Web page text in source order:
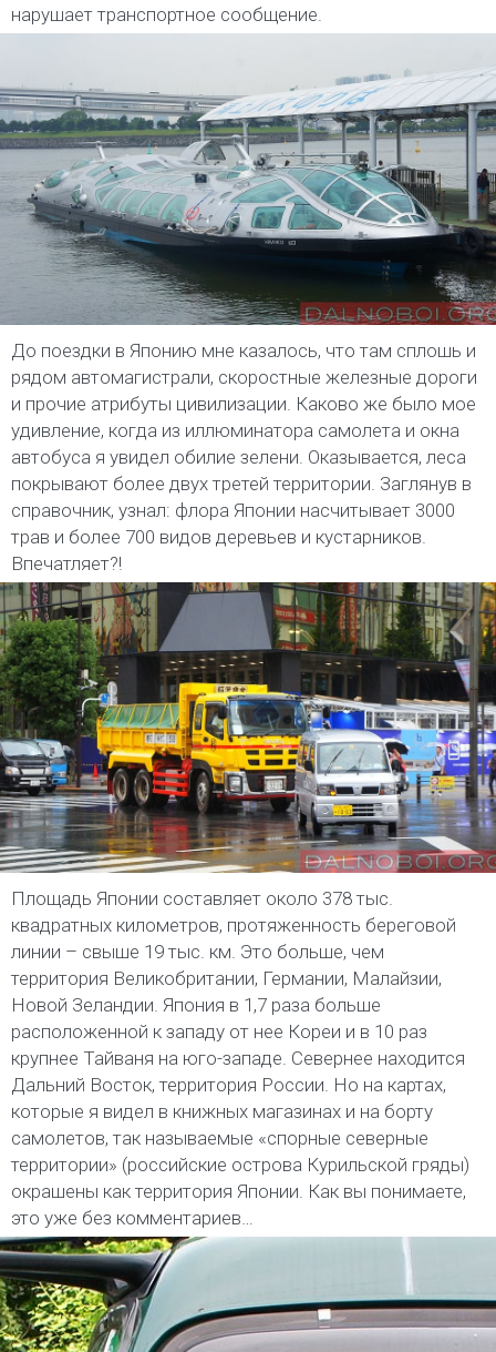
нарушает транспортное сообщение.
До поездки в Японию мне казалось, что там сплошь и
рядом автомагистрали, скоростные железные дороги
и прочие атрибуты цивилизации. Каково же было мое
удивление, когда из иллюминатора самолета и окна
автобуса я увидел обилие зелени. Оказывается, леса
покрывают более двух третей территории. Заглянув в
справочник, узнал: флора Японии насчитывает 3000
трав и более 700 видов деревьев и кустарников.
Впечатляет?!
Площадь Японии составляет около 378 тыс.
квадратных километров, протяженность береговой
линии – свыше 19 тыс. км. Это больше, чем
территория Великобритании, Германии, Малайзии,
Новой Зеландии. Япония в 1,7 раза больше
расположенной к западу от нее Кореи и в 10 раз
крупнее Тайваня на юго-западе. Севернее находится
Дальний Восток, территория России. Но на картах,
которые я видел в книжных магазинах и на борту
самолетов, так называемые «спорные северные
территории» (российские острова Курильской гряды)
окрашены как территория Японии. Как вы понимаете,
это уже без комментариев…